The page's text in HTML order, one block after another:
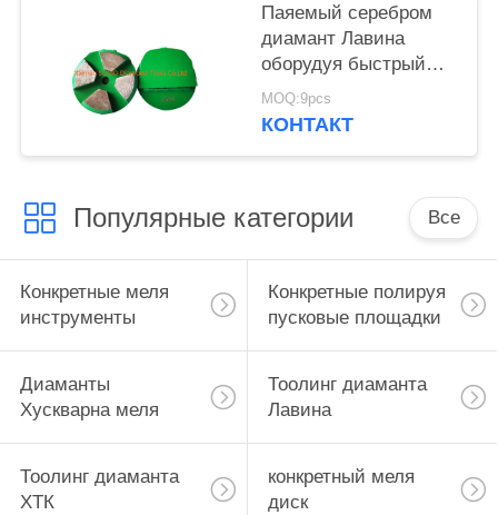
Паяемый серебром
диамант Лавина
оборудуя быстрый
ход сметливости 3
дюймов хороший
MOQ:9pcs
КОНТАКТ
Популярные категории Все
Конкретные меля
инструменты
Конкретные полируя
пусковые площадки
Диаманты
Хускварна меля
Тоолинг диаманта
Лавина
Тоолинг диаманта
ХТК
конкретный меля
диск